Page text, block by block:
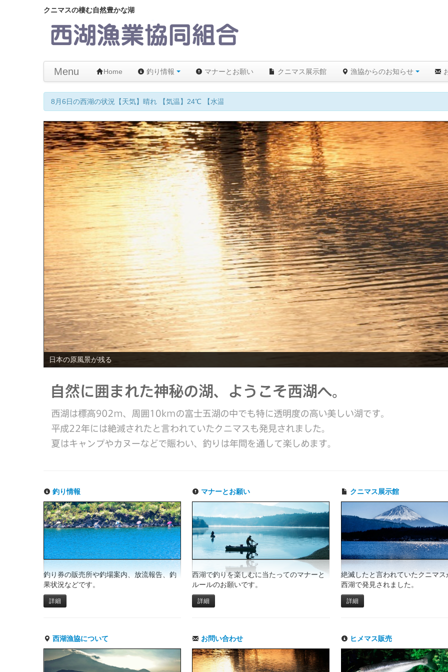
クニマスの棲む自然豊かな湖
Menu Home 釣り情報 マナーとお願い クニマス展示館 漁協からのお知らせ
8月6日の西湖の状況【天気】晴れ 【気温】24℃ 【水温】26.5℃
日本の原風景が残る
釣り情報
釣り券の販売所や釣場案内、放流報告、釣
果状況などです。
詳細
マナーとお願い
西湖で釣りを楽しむに当たってのマナーと
ルールのお願いです。
詳細
クニマス展示館
絶滅したと言われていたクニマ
西湖で発見されました。
詳細
西湖漁協について お問い合わせ ヒメマス販売